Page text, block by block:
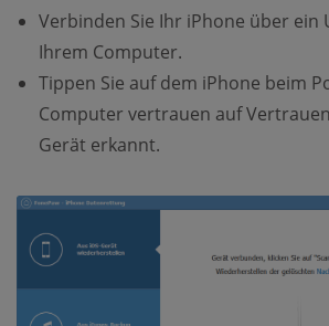
Verbinden Sie Ihr iPhone über ein
Ihrem Computer.
Tippen Sie auf dem iPhone beim
Computer vertrauen auf
Gerät erkannt.